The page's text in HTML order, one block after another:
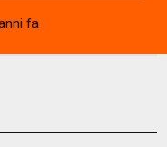
fa